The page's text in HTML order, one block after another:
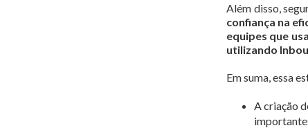
Além disso,
confiança na
equipes que
utilizando
Em suma, essa
A criação